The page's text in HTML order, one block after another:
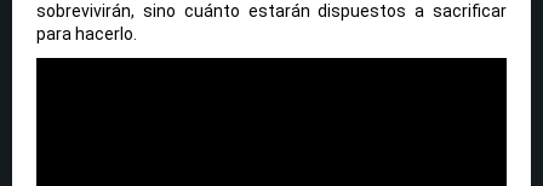
sobrevivirán, sino cuánto estarán dispuestos a sacrificar
para hacerlo.